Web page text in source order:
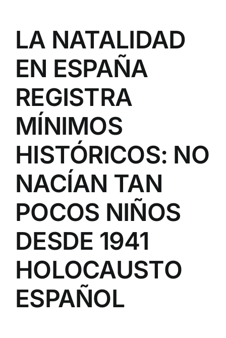
LA NATALIDAD
EN ESPAÑA
REGISTRA
MÍNIMOS
HISTÓRICOS: NO
NACÍAN TAN
POCOS NIÑOS
DESDE 1941
HOLOCAUSTO
ESPAÑOL